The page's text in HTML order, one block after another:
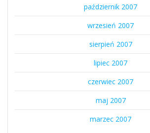
październik 2007
wrzesień 2007
sierpień 2007
lipiec 2007
czerwiec 2007
maj 2007
marzec 2007